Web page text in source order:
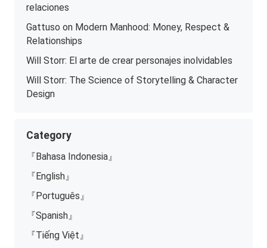
relaciones
Gattuso on Modern Manhood: Money, Respect &
Relationships
Will Storr: El arte de crear personajes inolvidables
Will Storr: The Science of Storytelling & Character
Design
Category
『Bahasa Indonesia』
『English』
『Português』
『Spanish』
『Tiếng Việt』